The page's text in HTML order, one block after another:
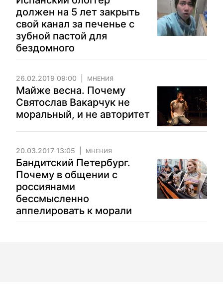
должен на 5 лет закрыть
свой канал за печенье с
зубной пастой для
бездомного
26.02.2019 09:00 МНЕНИЯ
Майже весна. Почему
Святослав Вакарчук не
моральный, и не авторитет
20.03.2017 13:05 МНЕНИЯ
Бандитский Петербург.
Почему в общении с
россиянами
бессмысленно
аппелировать к морали